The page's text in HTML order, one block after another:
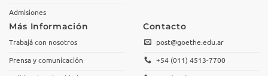
Admisiones
Más Información
Trabajá con nosotros
Prensa y comunicación
Contacto
post@goethe.edu.ar
+54 (011) 4513-7700